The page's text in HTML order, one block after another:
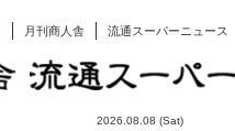
月刊商人舎 流通スーパーニュース
2026.08.08 (Sat)